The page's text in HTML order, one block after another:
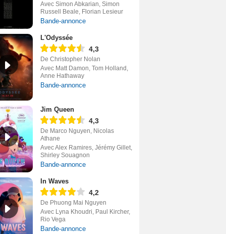
Avec Simon Abkarian, Simon
Russell Beale, Florian Lesieur
Bande-annonce
L'Odyssée
4,3
De Christopher Nolan
Avec Matt Damon, Tom Holland,
Anne Hathaway
Bande-annonce
Jim Queen
4,3
De Marco Nguyen, Nicolas
Athane
Avec Alex Ramires, Jérémy Gillet,
Shirley Souagnon
Bande-annonce
In Waves
4,2
De Phuong Mai Nguyen
Avec Lyna Khoudri, Paul Kircher,
Rio Vega
Bande-annonce